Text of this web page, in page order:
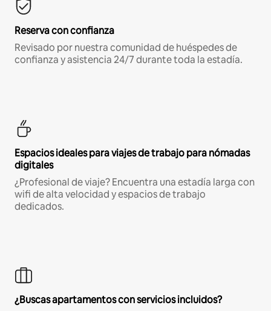
Reserva con confianza
Revisado por nuestra comunidad de huéspedes de
confianza y asistencia 24/7 durante toda la estadía.
Espacios ideales para viajes de trabajo para nómadas
digitales
¿Profesional de viaje? Encuentra una estadía larga con
wifi de alta velocidad y espacios de trabajo
dedicados.
¿Buscas apartamentos con servicios incluidos?